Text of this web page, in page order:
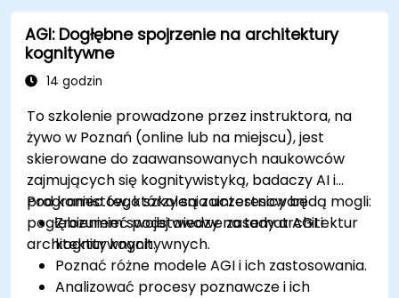
AGI: Dogłębne spojrzenie na architektury
kognitywne
14 godzin
To szkolenie prowadzone przez instruktora, na
żywo w Poznań (online lub na miejscu), jest
skierowane do zaawansowanych naukowców
zajmujących się kognitywistyką, badaczy AI i
programistów, którzy są zainteresowani
pogłębieniem swojej wiedzy na temat AGI i
architektur kognitywnych.
Pod koniec tego szkolenia uczestnicy będą mogli:
Zrozumieć podstawowe zasady architektur
kognitywnych.
Poznać różne modele AGI i ich zastosowania.
Analizować procesy poznawcze i ich